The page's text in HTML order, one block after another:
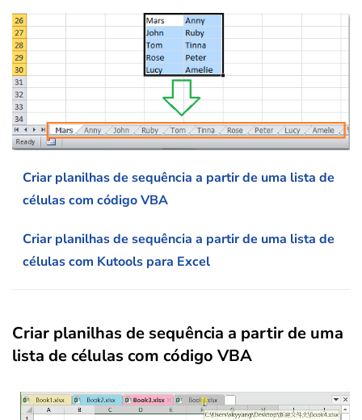
Criar planilhas de sequência a partir de uma lista de
células com código VBA
Criar planilhas de sequência a partir de uma lista de
células com Kutools para Excel
Criar planilhas de sequência a partir de uma
lista de células com código VBA